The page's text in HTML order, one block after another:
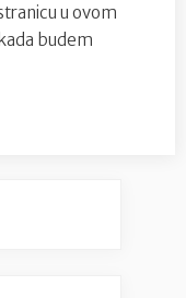
u ovom
budem